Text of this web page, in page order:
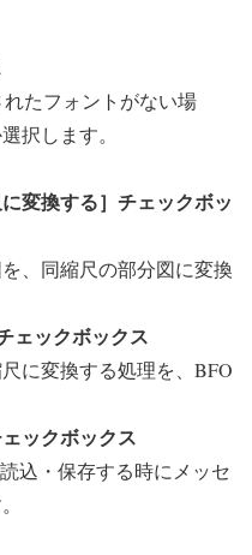
たフォントがない場
択します。
変換する］チェックボッ
同縮尺の部分図に変換
ェックボックス
変換する処理を、BFO
ックボックス
込・保存する時にメッセ